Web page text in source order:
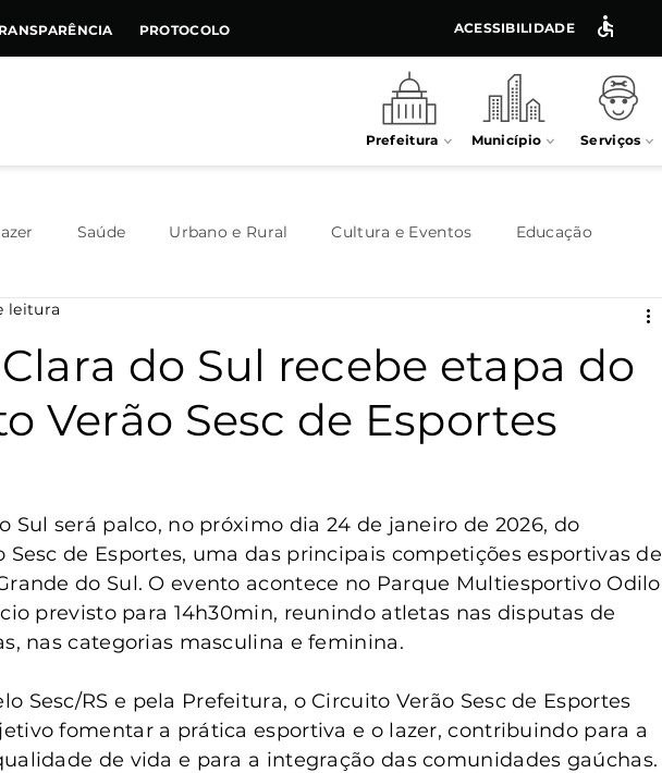
PROTOCOLO ACESSIBILIDADE
Prefeitura Município Serviços
Saúde Urbano e Rural Cultura e Eventos Educação
Habitação Destaque Legislativo
do Sul recebe etapa do
Verão Sesc de Esportes
leitura
Sul será palco, no próximo dia 24 de janeiro de 2026, do
Sesc de Esportes, uma das principais competições esportivas de
do Sul. O evento acontece no Parque Multiesportivo Odilo
previsto para 14h30min, reunindo atletas nas disputas de
nas categorias masculina e feminina.
Sesc/RS e pela Prefeitura, o Circuito Verão Sesc de Esportes
fomentar a prática esportiva e o lazer, contribuindo para a
de vida e para a integração das comunidades gaúchas.